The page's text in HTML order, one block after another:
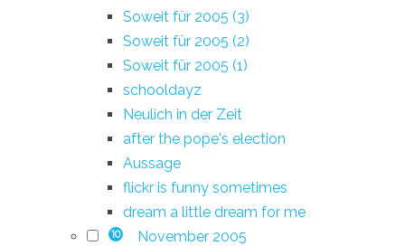
Soweit für 2005 (3)
Soweit für 2005 (2)
Soweit für 2005 (1)
schooldayz
Neulich in der Zeit
after the pope's election
Aussage
flickr is funny sometimes
dream a little dream for me
10 November 2005